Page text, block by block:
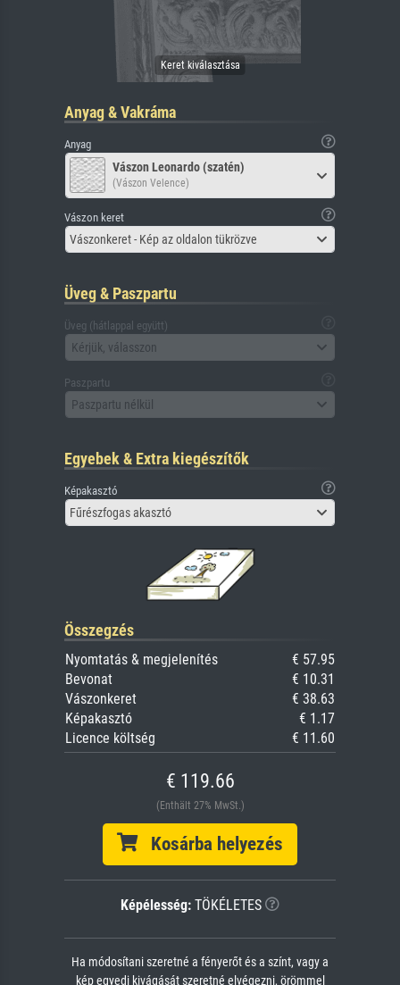
Anyag & Vakráma
Anyag
Vászon Leonardo (szatén)
(Vászon Velence)
Vászon keret
Vászonkeret - Kép az oldalon tükrözve
Üveg & Paszpartu
Üveg (hátlappal együtt)
Kérjük, válasszon
Paszpartu
Paszpartu nélkül
Egyebek & Extra kiegészítők
Képakasztó
Fűrészfogas akasztó
Összegzés
Nyomtatás & megjelenítés
€ 57.95
Bevonat
€ 10.31
Vászonkeret
€ 38.63
Képakasztó
€ 1.17
Licence költség
€ 11.60
€ 119.66
(Enthält 27% MwSt.)
Kosárba helyezés
Képélesség: TÖKÉLETES
Ha módosítani szeretné a fényerőt és a színt, vagy a
kép egyedi kivágását szeretné elvégezni, örömmel